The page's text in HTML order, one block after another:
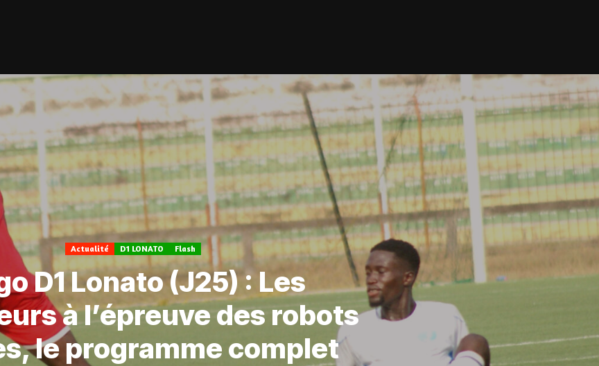
Actualité D1 LONATO Flash
D1 Lonato (J25) : Les
à l’épreuve des robots
le programme complet